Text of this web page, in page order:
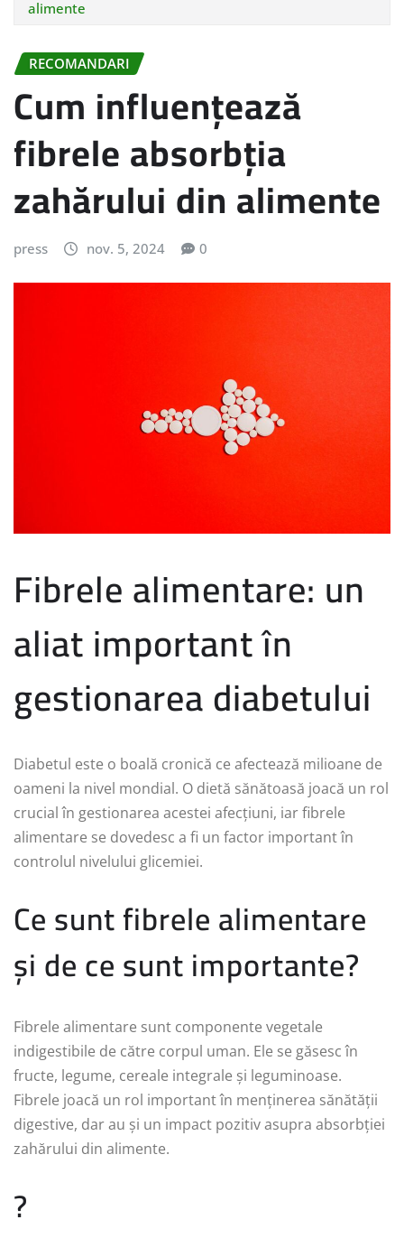
alimente
RECOMANDARI
Cum influențează
fibrele absorbția
zahărului din alimente
press nov. 5, 2024 0
Fibrele alimentare: un
aliat important în
gestionarea diabetului
Diabetul este o boală cronică ce afectează milioane de
oameni la nivel mondial. O dietă sănătoasă joacă un rol
crucial în gestionarea acestei afecțiuni, iar fibrele
alimentare se dovedesc a fi un factor important în
controlul nivelului glicemiei.
Ce sunt fibrele alimentare
și de ce sunt importante?
Fibrele alimentare sunt componente vegetale
indigestibile de către corpul uman. Ele se găsesc în
fructe, legume, cereale integrale și leguminoase.
Fibrele joacă un rol important în menținerea sănătății
digestive, dar au și un impact pozitiv asupra absorbției
zahărului din alimente.
?